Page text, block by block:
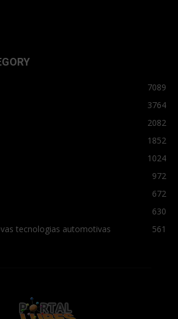
7089
3764
2082
1852
1024
972
672
630
tecnologias automotivas
561